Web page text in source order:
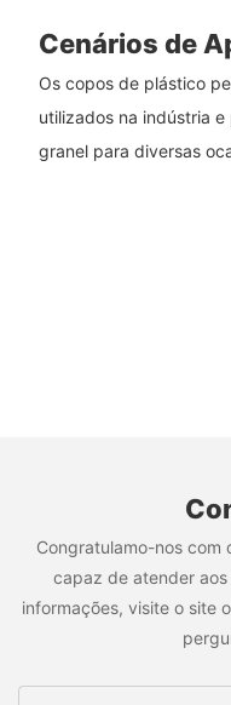
Cenários de
Os copos de plástico
utilizados na indústria
granel para diversas
Congratulamo-nos com
capaz de atender
informações, visite o site